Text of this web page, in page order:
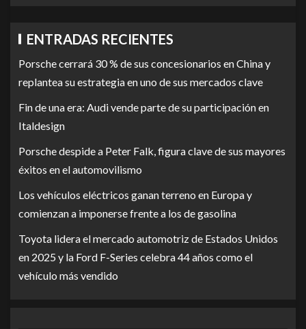
ENTRADAS RECIENTES
Porsche cerrará 30 % de sus concesionarios en China y
replantea su estrategia en uno de sus mercados clave
Fin de una era: Audi vende parte de su participación en
Italdesign
Porsche despide a Peter Falk, figura clave de sus mayores
éxitos en el automovilismo
Los vehículos eléctricos ganan terreno en Europa y
comienzan a imponerse frente a los de gasolina
Toyota lidera el mercado automotriz de Estados Unidos
en 2025 y la Ford F-Series celebra 44 años como el
vehículo más vendido